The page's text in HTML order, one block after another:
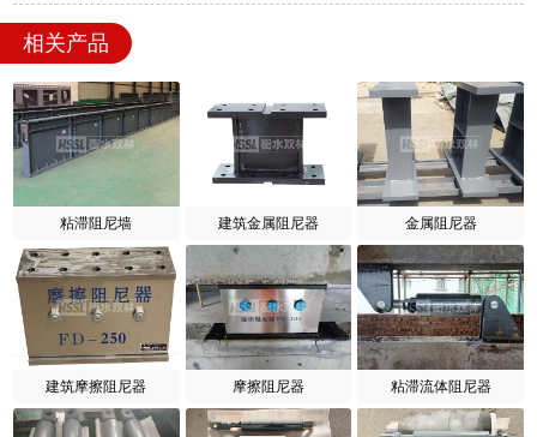
相关产品
粘滞阻尼墙 建筑金属阻尼器 金属阻尼器
建筑摩擦阻尼器 摩擦阻尼器 粘滞流体阻尼器